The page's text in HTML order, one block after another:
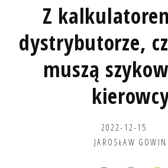
Z
dystrybutorze,
muszą
2022-12-15
JAROSŁAW GOWIN